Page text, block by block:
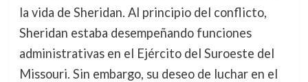
la vida de Sheridan. Al principio del conflicto,
Sheridan estaba desempeñando funciones
administrativas en el Ejército del Suroeste del
Missouri. Sin embargo, su deseo de luchar en el